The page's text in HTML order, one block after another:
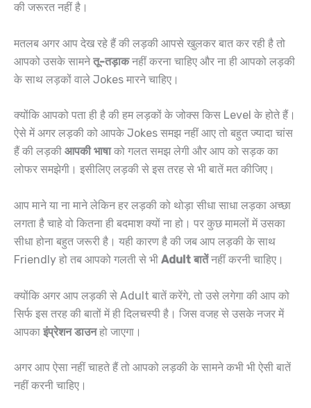
की जरूरत नहीं है।
मतलब अगर आप देख रहे हैं की लड़की आपसे खुलकर बात कर रही है तो
आपको उसके सामनेतू-तड़ाकनहीं करना चाहिए और ना ही आपको लड़की
के साथ लड़कों वाले Jokes मारने चाहिए।
क्योंकि आपको पता ही है की हम लड़कों के जोक्स किस Level के होते हैं।
ऐसे में अगर लड़की को आपके Jokes समझ नहीं आए तो बहुत ज्यादा चांस
हैं की लड़की आपकी भाषाको गलत समझ लेगी और आप को सड़क का
लोफर समझेगी। इसीलिए लड़की से इस तरह से भी बातें मत कीजिए।
आप माने या ना माने लेकिन हर लड़की को थोड़ा सीधा साधा लड़का अच्छा
लगता है चाहे वो कितना ही बदमाश क्यों ना हो। पर कुछ मामलों में उसका
सीधा होना बहुत जरूरी है। यही कारण है की जब आप लड़की के साथ
Friendly हो तब आपको गलती से भी Adult बातेंनहीं करनी चाहिए।
क्योंकि अगर आप लड़की से Adult बातें करेंगे, तो उसे लगेगा की आप को
सिर्फ इस तरह की बातों में ही दिलचस्पी है। जिस वजह से उसके नजर में
आपका इंप्रेशन डाउनहो जाएगा।
अगर आप ऐसा नहीं चाहते हैं तो आपको लड़की के सामने कभी भी ऐसी बातें
नहीं करनी चाहिए।